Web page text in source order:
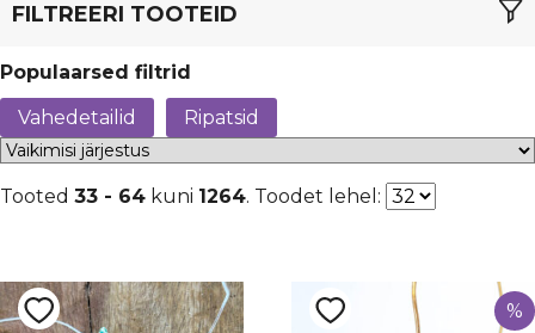
FILTREERI TOOTEID
TÜÜP
Ahhaat(188)
Akvamariin(14)
Amasoniit(33)
Erinevad p/v-kivid(196)
MATERJAL
naturaalne (1)
LÄBIMÕÕT
2 mm(6)
Populaarsed filtrid
Vahedetailid
Ripatsid
Tooted 33 - 64 kuni 1264. Toodet lehel:
%